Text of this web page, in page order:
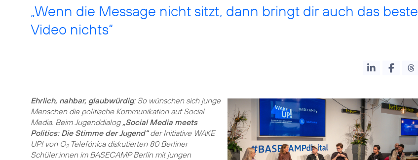
„Wenn die Message nicht sitzt, dann bringt dir auch das beste
Video nichts“
Ehrlich, nahbar, glaubwürdig: So wünschen sich junge
Menschen die politische Kommunikation auf Social
Media. Beim Jugenddialog „Social Media meets
Politics: Die Stimme der Jugend“der Initiative WAKE
UP! von O2Telefónica diskutierten 80 Berliner
Schüler:innen im BASECAMP Berlin mit jungen